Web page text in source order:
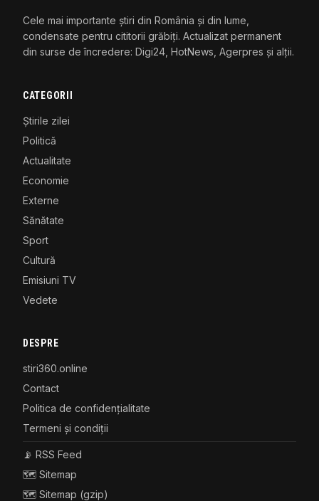
Cele mai importante știri din România și din lume,
condensate pentru cititorii grăbiți. Actualizat permanent
din surse de încredere: Digi24, HotNews, Agerpres și alții.
CATEGORII
Știrile zilei
Politică
Actualitate
Economie
Externe
Sănătate
Sport
Cultură
Emisiuni TV
Vedete
DESPRE
stiri360.online
Contact
Politica de confidențialitate
Termeni și condiții
📡 RSS Feed
🗺️ Sitemap
🗺️ Sitemap (gzip)